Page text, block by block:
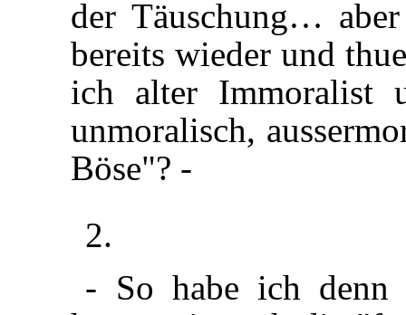
der Täuschung…
bereits wieder und
ich alter Immoralist
unmoralisch,
Böse"? -
2.
- So habe ich denn